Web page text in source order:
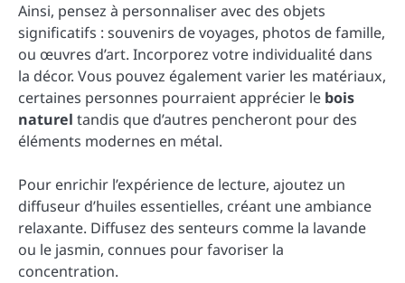
Ainsi, pensez à personnaliser avec des objets
significatifs : souvenirs de voyages, photos de famille,
ou œuvres d’art. Incorporez votre individualité dans
la décor. Vous pouvez également varier les matériaux,
certaines personnes pourraient apprécier le bois
naturel tandis que d’autres pencheront pour des
éléments modernes en métal.
Pour enrichir l’expérience de lecture, ajoutez un
diffuseur d’huiles essentielles, créant une ambiance
relaxante. Diffusez des senteurs comme la lavande
ou le jasmin, connues pour favoriser la
concentration.